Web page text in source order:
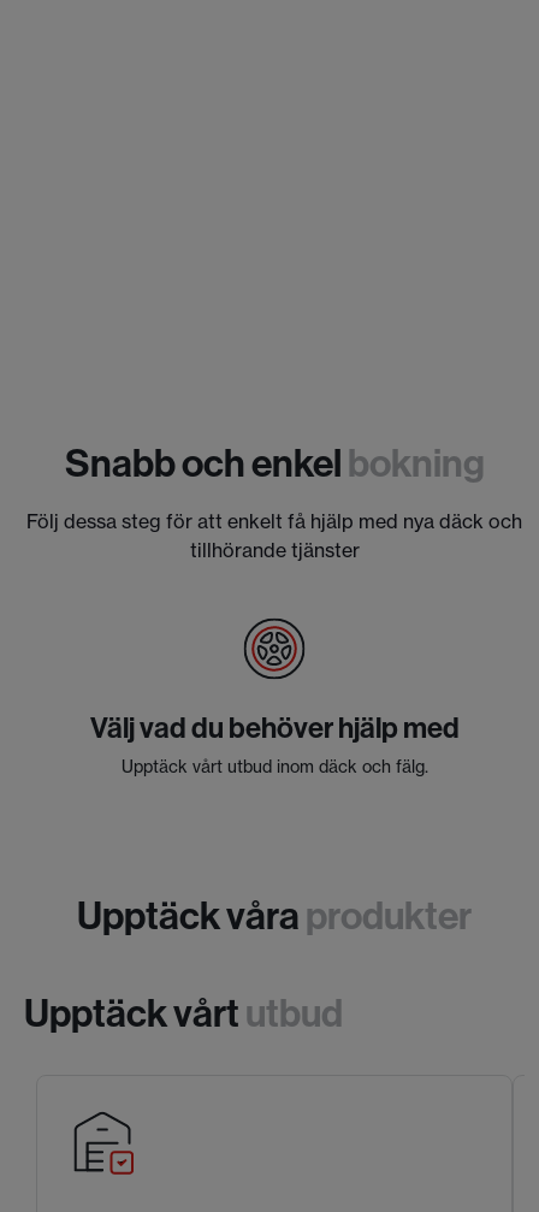
Snabb och enkel bokning
Följ dessa steg för att enkelt få hjälp med nya däck och
tillhörande tjänster
Välj vad du behöver hjälp med
Upptäck vårt utbud inom däck och fälg.
Upptäck våra produkter
Upptäck vårtutbud